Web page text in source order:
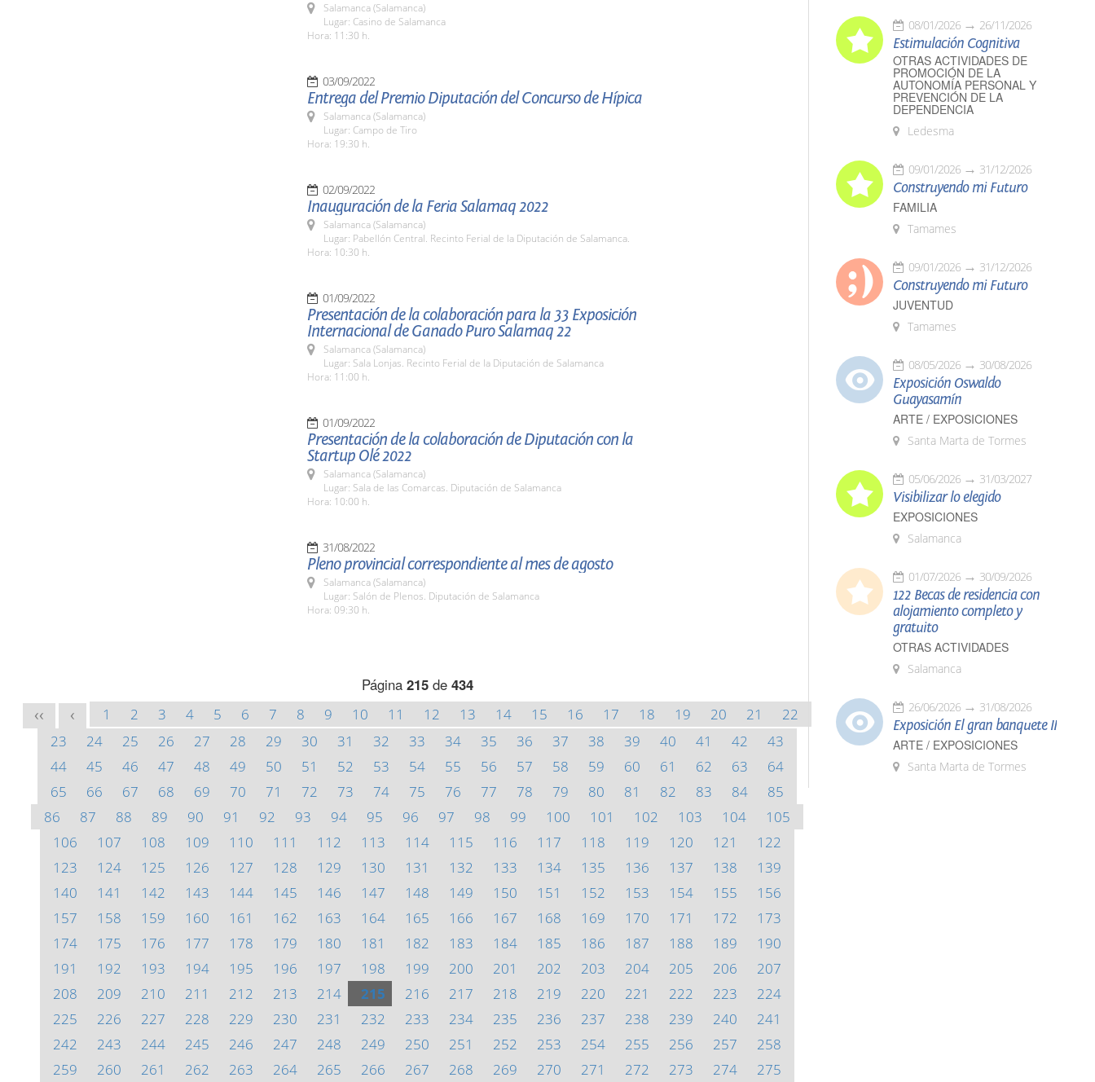
Salamanca (Salamanca)
Lugar: Casino de Salamanca
Hora: 11:30 h.
03/09/2022
Entrega del Premio Diputación del Concurso de Hípica
Salamanca (Salamanca)
Lugar: Campo de Tiro
Hora: 19:30 h.
02/09/2022
Inauguración de la Feria Salamaq 2022
Salamanca (Salamanca)
Lugar: Pabellón Central. Recinto Ferial de la Diputación de Salamanca.
Hora: 10:30 h.
01/09/2022
Presentación de la colaboración para la 33 Exposición
Internacional de Ganado Puro Salamaq 22
Salamanca (Salamanca)
Lugar: Sala Lonjas. Recinto Ferial de la Diputación de Salamanca
Hora: 11:00 h.
01/09/2022
Presentación de la colaboración de Diputación con la
Startup Olé 2022
Salamanca (Salamanca)
Lugar: Sala de las Comarcas. Diputación de Salamanca
Hora: 10:00 h.
31/08/2022
Pleno provincial correspondiente al mes de agosto
Salamanca (Salamanca)
Lugar: Salón de Plenos. Diputación de Salamanca
Hora: 09:30 h.
Página 215de 434
<< < 1 2 3 4 5 6 7 8 9 10 11 12 13 14 15 16 17 18 19 20 21
22
23
24 25 26 27 28 29 30 31 32 33 34 35 36 37 38 39 40 41 42
43
44
45 46 47 48 49 50 51 52 53 54 55 56 57 58 59 60 61 62 63
64
65
66 67 68 69 70 71 72 73 74 75 76 77 78 79 80 81 82 83 84
85
86
87 88 89 90 91 92 93 94 95 96 97 98 99 100 101 102 103 104
105
106
107 108 109 110 111 112 113 114 115 116 117 118 119 120 121
122
123
124 125 126 127 128 129 130 131 132 133 134 135 136 137 138
139
140
141 142 143 144 145 146 147 148 149 150 151 152 153 154 155
156
157
158 159 160 161 162 163 164 165 166 167 168 169 170 171 172
173
174
175 176 177 178 179 180 181 182 183 184 185 186 187 188 189
190
191
192 193 194 195 196 197 198 199 200 201 202 203 204 205 206
207
208
209 210 211 212 213 214 215 216 217 218 219 220 221 222 223
224
225
226 227 228 229 230 231 232 233 234 235 236 237 238 239 240
241
242
243 244 245 246 247 248 249 250 251 252 253 254 255 256 257
258
259
260 261 262 263 264 265 266 267 268 269 270 271 272 273 274 275
08/01/2026 26/11/2026
Estimulación Cognitiva
OTRAS ACTIVIDADES DE
PROMOCIÓN DE LA
AUTONOMÍA PERSONAL Y
PREVENCIÓN DE LA
DEPENDENCIA
Ledesma
09/01/2026 31/12/2026
Construyendo mi Futuro
FAMILIA
Tamames
09/01/2026 31/12/2026
Construyendo mi Futuro
JUVENTUD
Tamames
08/05/2026 30/08/2026
Exposición Oswaldo
Guayasamín
ARTE / EXPOSICIONES
Santa Marta de Tormes
05/06/2026 31/03/2027
Visibilizar lo elegido
EXPOSICIONES
Salamanca
01/07/2026 30/09/2026
122 Becas de residencia con
alojamiento completo y
gratuito
OTRAS ACTIVIDADES
Salamanca
26/06/2026 31/08/2026
Exposición El gran banquete II
ARTE / EXPOSICIONES
Santa Marta de Tormes